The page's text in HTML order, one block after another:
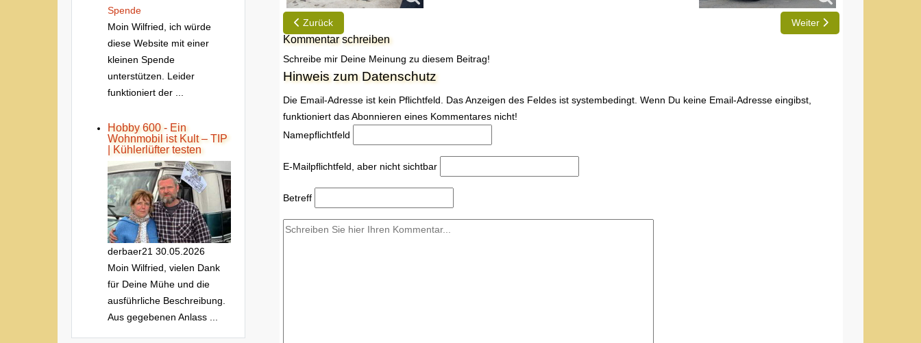
Spende
Moin Wilfried, ich würde
diese Website mit einer
kleinen Spende
unterstützen. Leider
funktioniert der ...
Hobby 600 - Ein
Wohnmobil ist Kult – TIP
| Kühlerlüfter testen
derbaer21 30.05.2026
Moin Wilfried, vielen Dank
für Deine Mühe und die
ausführliche Beschreibung.
Aus gegebenen Anlass ...
Vorheriger Beitrag: Nichts ist unmöglich oder alles ist machbar!
Zurück Nächster Beitrag: Mit Liebe
Weiter
Kommentar schreiben
Schreibe mir Deine Meinung zu diesem Beitrag!
Hinweis zum Datenschutz
Die Email-Adresse ist kein Pflichtfeld. Das Anzeigen des Feldes ist systembedingt. Wenn Du keine Email-Adresse eingibst,
funktioniert das Abonnieren eines Kommentares nicht!
Namepflichtfeld
E-Mailpflichtfeld, aber nicht sichtbar
Betreff